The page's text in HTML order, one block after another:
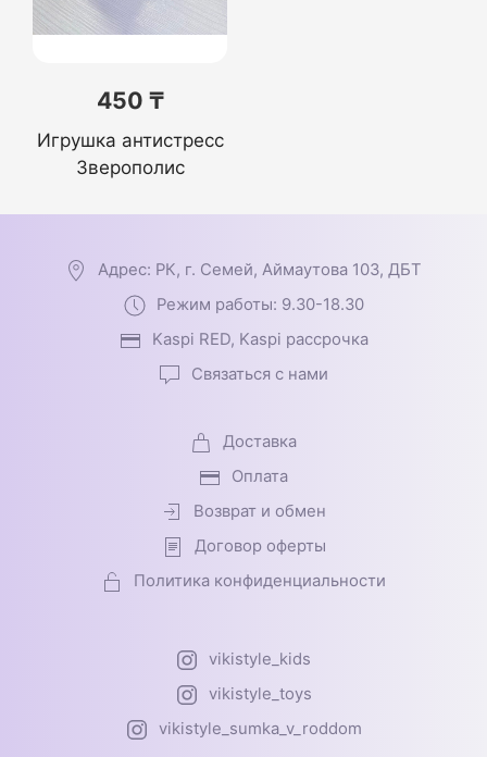
450 ₸
Игрушка антистресс
Зверополис
Адрес: РК, г. Семей, Аймаутова 103, ДБТ
Режим работы: 9.30-18.30
Kaspi RED, Kaspi рассрочка
Связаться с нами
Доставка
Оплата
Возврат и обмен
Договор оферты
Политика конфиденциальности
vikistyle_kids
vikistyle_toys
vikistyle_sumka_v_roddom